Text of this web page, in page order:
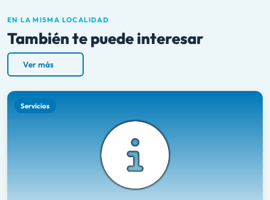
EN LA MISMA LOCALIDAD
También te puede interesar
Ver más
Servicios